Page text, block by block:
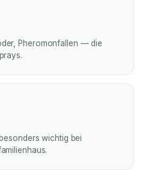
Pheromonfallen — die
wichtig bei